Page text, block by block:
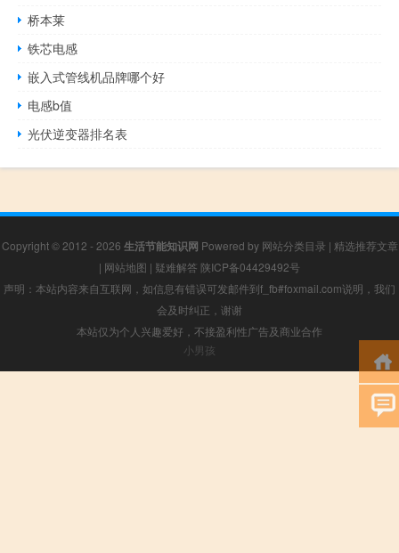
桥本莱
铁芯电感
嵌入式管线机品牌哪个好
电感b值
光伏逆变器排名表
Copyright © 2012 - 2026 生活节能知识网 Powered by 网站分类目录 | 精选推荐文章
| 网站地图 | 疑难解答 陕ICP备04429492号
声明：本站内容来自互联网，如信息有错误可发邮件到f_fb#foxmail.com说明，我们
会及时纠正，谢谢
本站仅为个人兴趣爱好，不接盈利性广告及商业合作
小男孩